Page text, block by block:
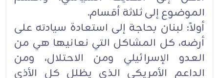
الموضوع إلى ثلاثة أقسام‎.‎
أولاً: لبنان بحاجة إلى استعادة سيادته على
أرضه، كل المشاكل التي نعانيها هي من
العدو الإسرائيلي ومن الاحتلال، ‏ومن
الداعم الأمريكي الذي يظلل كل الأذى